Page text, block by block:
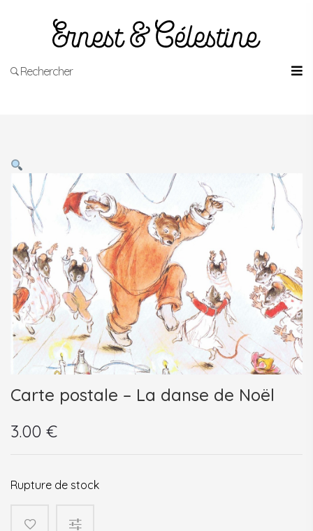
Rechercher
Carte postale – La danse de Noël
3.00 €
Rupture de stock